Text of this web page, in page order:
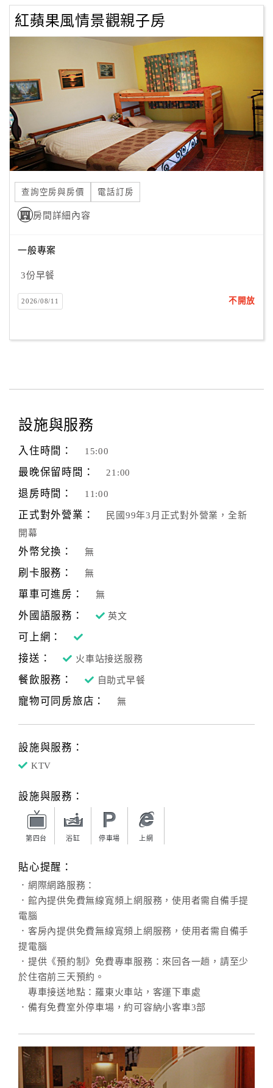
紅蘋果風情景觀親子房
查詢空房與房價 電話訂房
房間詳細內容
一般專案
3份早餐
2026/08/11 不開放
設施與服務
入住時間： 15:00
最晚保留時間： 21:00
退房時間： 11:00
正式對外營業：
民國99年3月正式對外營業，全新
開幕
外幣兌換： 無
刷卡服務： 無
單車可進房： 無
外國語服務： 英文
可上網：
接送：
火車站接送服務
餐飲服務： 自助式早餐
寵物可同房旅店： 無
設施與服務：
KTV
設施與服務：
第四台 浴缸 停車場 上網
貼心提醒：
．網際網路服務：
．館內提供免費無線寬頻上網服務，使用者需自備手提
電腦
．客房內提供免費無線寬頻上網服務，使用者需自備手
提電腦
．提供《預約制》免費專車服務：來回各一趟，請至少
於住宿前三天預約。
專車接送地點：羅東火車站，客運下車處
．備有免費室外停車場，約可容納小客車3部